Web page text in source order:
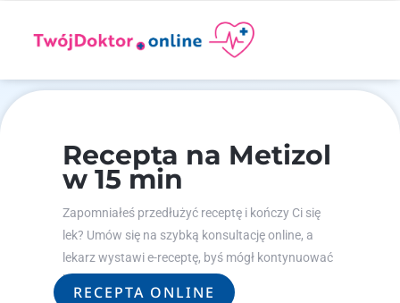
Recepta na Metizol
w 15 min
Zapomniałeś przedłużyć receptę i kończy Ci się
lek? Umów się na szybką konsultację online, a
lekarz wystawi e-receptę, byś mógł kontynuować
leczenie.
RECEPTA ONLINE